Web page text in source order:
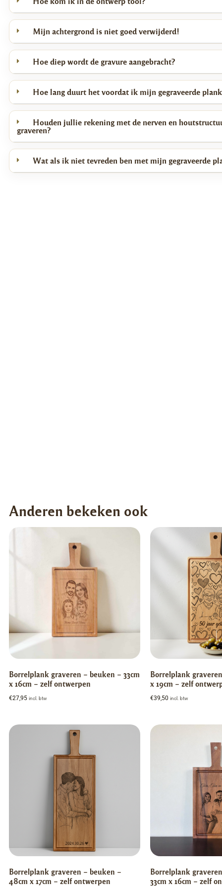
plank kunt genieten.
Met zijn combinatie van functionaliteit en warme, luxe uitstraling is
echte aanwinst voor elke keuken of eetgelegenheid, en maakt hij elke
beetje specialer.
Mijn achtergrond is niet goed verwijderd!
Hoe diep wordt de gravure aangebracht?
Hoe lang duurt het voordat ik mijn gegraveerde
Houden jullie rekening met de nerven en
graveren?
Wat als ik niet tevreden ben met mijn gegraveerde
Anderen bekeken ook
Borrelplank graveren – beuken – 33cm
x 16cm – zelf ontwerpen
€27,95 incl. btw
Borrelplank
x 19cm – zelf
€39,50 incl. btw
Borrelplank graveren – beuken –
48cm x 17cm – zelf ontwerpen
Borrelplank
33cm x 16cm – zelf